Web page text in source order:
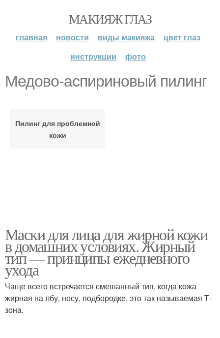
МАКИЯЖ ГЛАЗ
главная новости виды макияжа
цвет глаз
инструкции
фото
Медово-аспириновый пилинг
Пилинг для проблемной
кожи
Маски для лица для жирной кожи
в домашних условиях. Жирный
тип — принципы ежедневного
ухода
Чаще всего встречается смешанный тип, когда кожа
жирная на лбу, носу, подбородке, это так называемая Т-
зона.